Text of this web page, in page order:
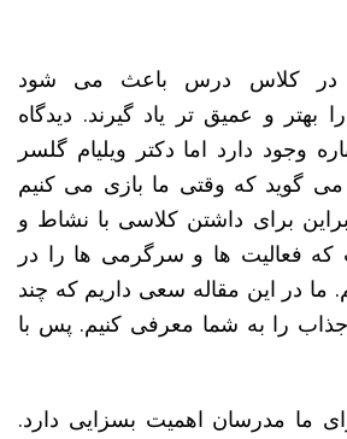
در کلاس درس باعث می شود
بهتر و عمیق تر یاد گیرند. دیدگاه
وجود دارد اما دکتر ویلیام گلسر
می گوید که وقتی ما بازی می کنیم
برای داشتن کلاسی با نشاط و
که فعالیت ها و سرگرمی ها را در
ما در این مقاله سعی داریم که چند
را به شما معرفی کنیم. پس با
ما مدرسان اهمیت بسزایی دارد.